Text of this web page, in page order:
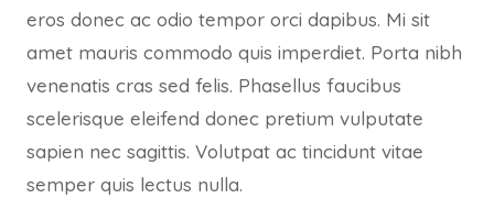
eros donec ac odio tempor orci dapibus. Mi sit
amet mauris commodo quis imperdiet. Porta nibh
venenatis cras sed felis. Phasellus faucibus
scelerisque eleifend donec pretium vulputate
sapien nec sagittis. Volutpat ac tincidunt vitae
semper quis lectus nulla.